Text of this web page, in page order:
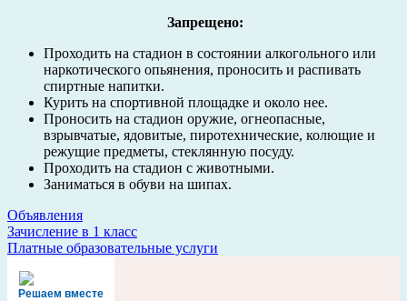
Запрещено:
Проходить на стадион в состоянии алкогольного или
наркотического опьянения, проносить и распивать
спиртные напитки.
Курить на спортивной площадке и около нее.
Проносить на стадион оружие, огнеопасные,
взрывчатые, ядовитые, пиротехнические, колющие и
режущие предметы, стеклянную посуду.
Проходить на стадион с животными.
Заниматься в обуви на шипах.
Объявления
Навигация
по
записям
Зачисление в 1 класс
Платные образовательные услуги
Решаем вместе